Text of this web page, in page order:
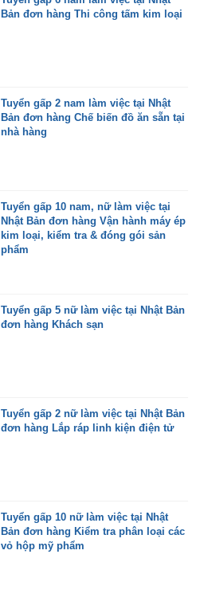
Bản đơn hàng Thi công tấm kim loại
Tuyển gấp 2 nam làm việc tại Nhật
Bản đơn hàng Chế biến đồ ăn sẵn tại
nhà hàng
Tuyển gấp 10 nam, nữ làm việc tại
Nhật Bản đơn hàng Vận hành máy ép
kim loại, kiểm tra & đóng gói sản
phẩm
Tuyển gấp 5 nữ làm việc tại Nhật Bản
đơn hàng Khách sạn
Tuyển gấp 2 nữ làm việc tại Nhật Bản
đơn hàng Lắp ráp linh kiện điện tử
Tuyển gấp 10 nữ làm việc tại Nhật
Bản đơn hàng Kiểm tra phân loại các
vỏ hộp mỹ phẩm